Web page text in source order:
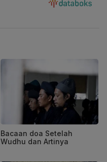
Bacaan doa Setelah
Wudhu dan Artinya